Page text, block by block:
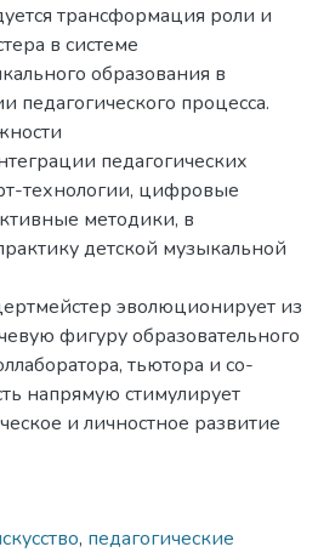
трансформация роли и
в системе
образования в
педагогического процесса.
педагогических
технологии, цифровые
методики, в
детской музыкальной
эволюционирует из
фигуру образовательного
тьютора и со-
напрямую стимулирует
и личностное развитие
, педагогические